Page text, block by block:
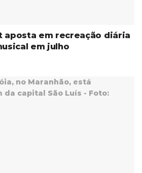
aposta em recreação diária
em julho